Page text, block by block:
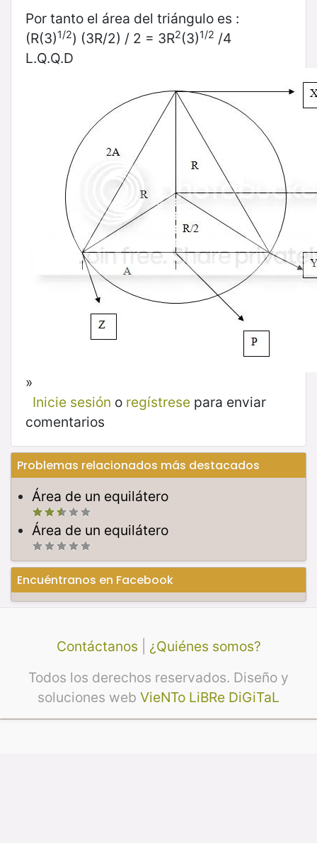
Por tanto el área del triángulo es :
(R(3)1/2) (3R/2) / 2 = 3R2(3)1/2 /4
L.Q.Q.D
»
Inicie sesión o regístresepara enviar
comentarios
Problemas relacionados más destacados
Área de un equilátero
Área de un equilátero
Encuéntranos en Facebook
Contáctanos
¿Quiénes somos?
Todos los derechos reservados. Diseño y
soluciones web VieNTo LiBRe DiGiTaL